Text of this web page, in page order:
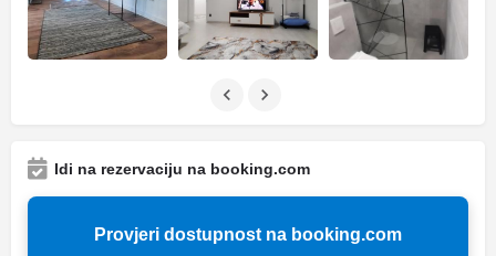
Idi na rezervaciju na booking.com
Provjeri dostupnost na booking.com